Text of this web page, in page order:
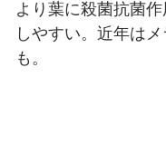
より葉に殺菌抗菌
しやすい。近年は
も。